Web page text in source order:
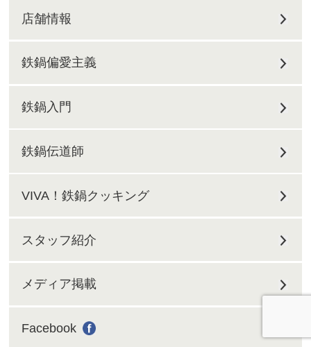
店舗情報
鉄鍋偏愛主義
鉄鍋入門
鉄鍋伝道師
VIVA！鉄鍋クッキング
スタッフ紹介
メディア掲載
Facebook